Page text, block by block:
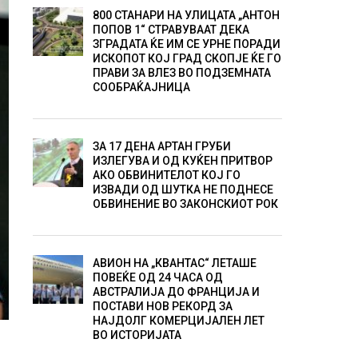
800 СТАНАРИ НА УЛИЦАТА „АНТОН
ПОПОВ 1“ СТРАВУВААТ ДЕКА
ЗГРАДАТА ЌЕ ИМ СЕ УРНЕ ПОРАДИ
ИСКОПОТ КОЈ ГРАД СКОПЈЕ ЌЕ ГО
ПРАВИ ЗА ВЛЕЗ ВО ПОДЗЕМНАТА
СООБРАЌАЈНИЦА
ЗА 17 ДЕНА АРТАН ГРУБИ
ИЗЛЕГУВА И ОД КУЌЕН ПРИТВОР
АКО ОБВИНИТЕЛОТ КОЈ ГО
ИЗВАДИ ОД ШУТКА НЕ ПОДНЕСЕ
ОБВИНЕНИЕ ВО ЗАКОНСКИОТ РОК
АВИОН НА „КВАНТАС“ ЛЕТАШЕ
ПОВЕЌЕ ОД 24 ЧАСА ОД
АВСТРАЛИЈА ДО ФРАНЦИЈА И
ПОСТАВИ НОВ РЕКОРД ЗА
НАЈДОЛГ КОМЕРЦИЈАЛЕН ЛЕТ
ВО ИСТОРИЈАТА